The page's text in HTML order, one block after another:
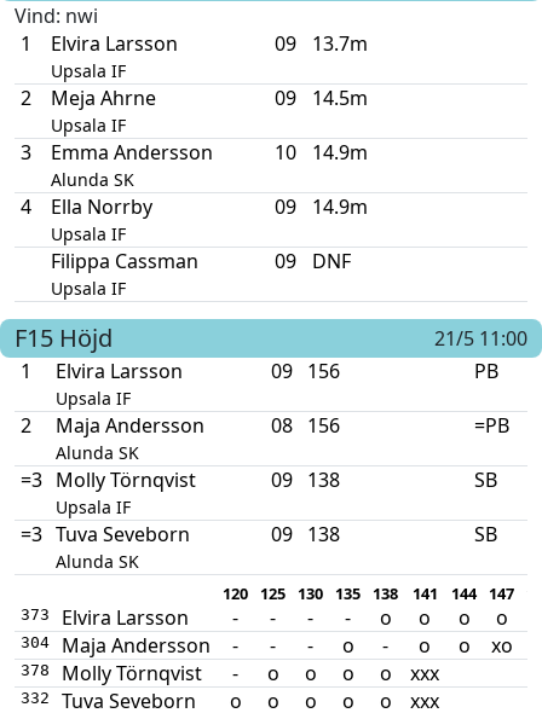
Vind: nwi
1
Elvira Larsson
Upsala IF
09 13.7m
2 Meja Ahrne
Upsala IF
09 14.5m
3 Emma Andersson
Alunda SK
10 14.9m
4 Ella Norrby
Upsala IF
09 14.9m
Filippa Cassman
Upsala IF
09 DNF
F15 Höjd
21/5 11:00
1
Elvira Larsson
Upsala IF
09 156 PB
2 Maja Andersson
Alunda SK
08 156 =PB
=3 Molly Törnqvist
Upsala IF
09 138 SB
=3 Tuva Seveborn
Alunda SK
09 138 SB
120 125 130 135 138 141 144 147
373 Elvira Larsson - - - - o o o o
304 Maja Andersson - - - o - o o xo
378 Molly Törnqvist - o o o o xxx
332 Tuva Seveborn o o o o o xxx